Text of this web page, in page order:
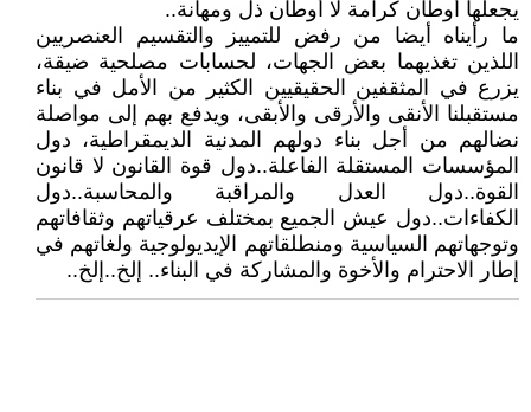
يجعلها أوطان كرامة لا أوطان ذل ومهانة..
ما رأيناه أيضا من رفض للتمييز والتقسيم العنصريين
اللذين تغذيهما بعض الجهات، لحسابات مصلحية ضيقة،
يزرع في المثقفين الحقيقيين الكثير من الأمل في بناء
مستقبلنا الأنقى والأرقى والأبقى، ويدفع بهم إلى مواصلة
نضالهم من أجل بناء دولهم المدنية الديمقراطية، دول
المؤسسات المستقلة الفاعلة..دول قوة القانون لا قانون
القوة..دول العدل والمراقبة والمحاسبة..دول
الكفاءات..دول عيش الجميع بمختلف عرقياتهم وثقافاتهم
وتوجهاتهم السياسية ومنطلقاتهم الإيديولوجية ولغاتهم في
إطار الاحترام والأخوة والمشاركة في البناء.. إلخ..إلخ..